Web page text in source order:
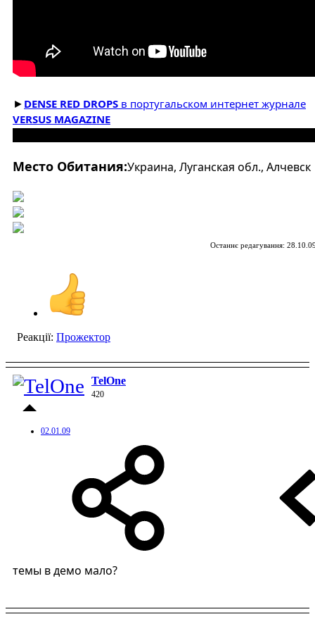
► DENSE RED DROPS в португальском интернет журнале
VERSUS MAGAZINE
Место Обитания:Украина, Луганская обл., Алчевск
Останнє редагування:
Реакції: Прожектор
TelOne
420
02.01.09
темы в демо мало?